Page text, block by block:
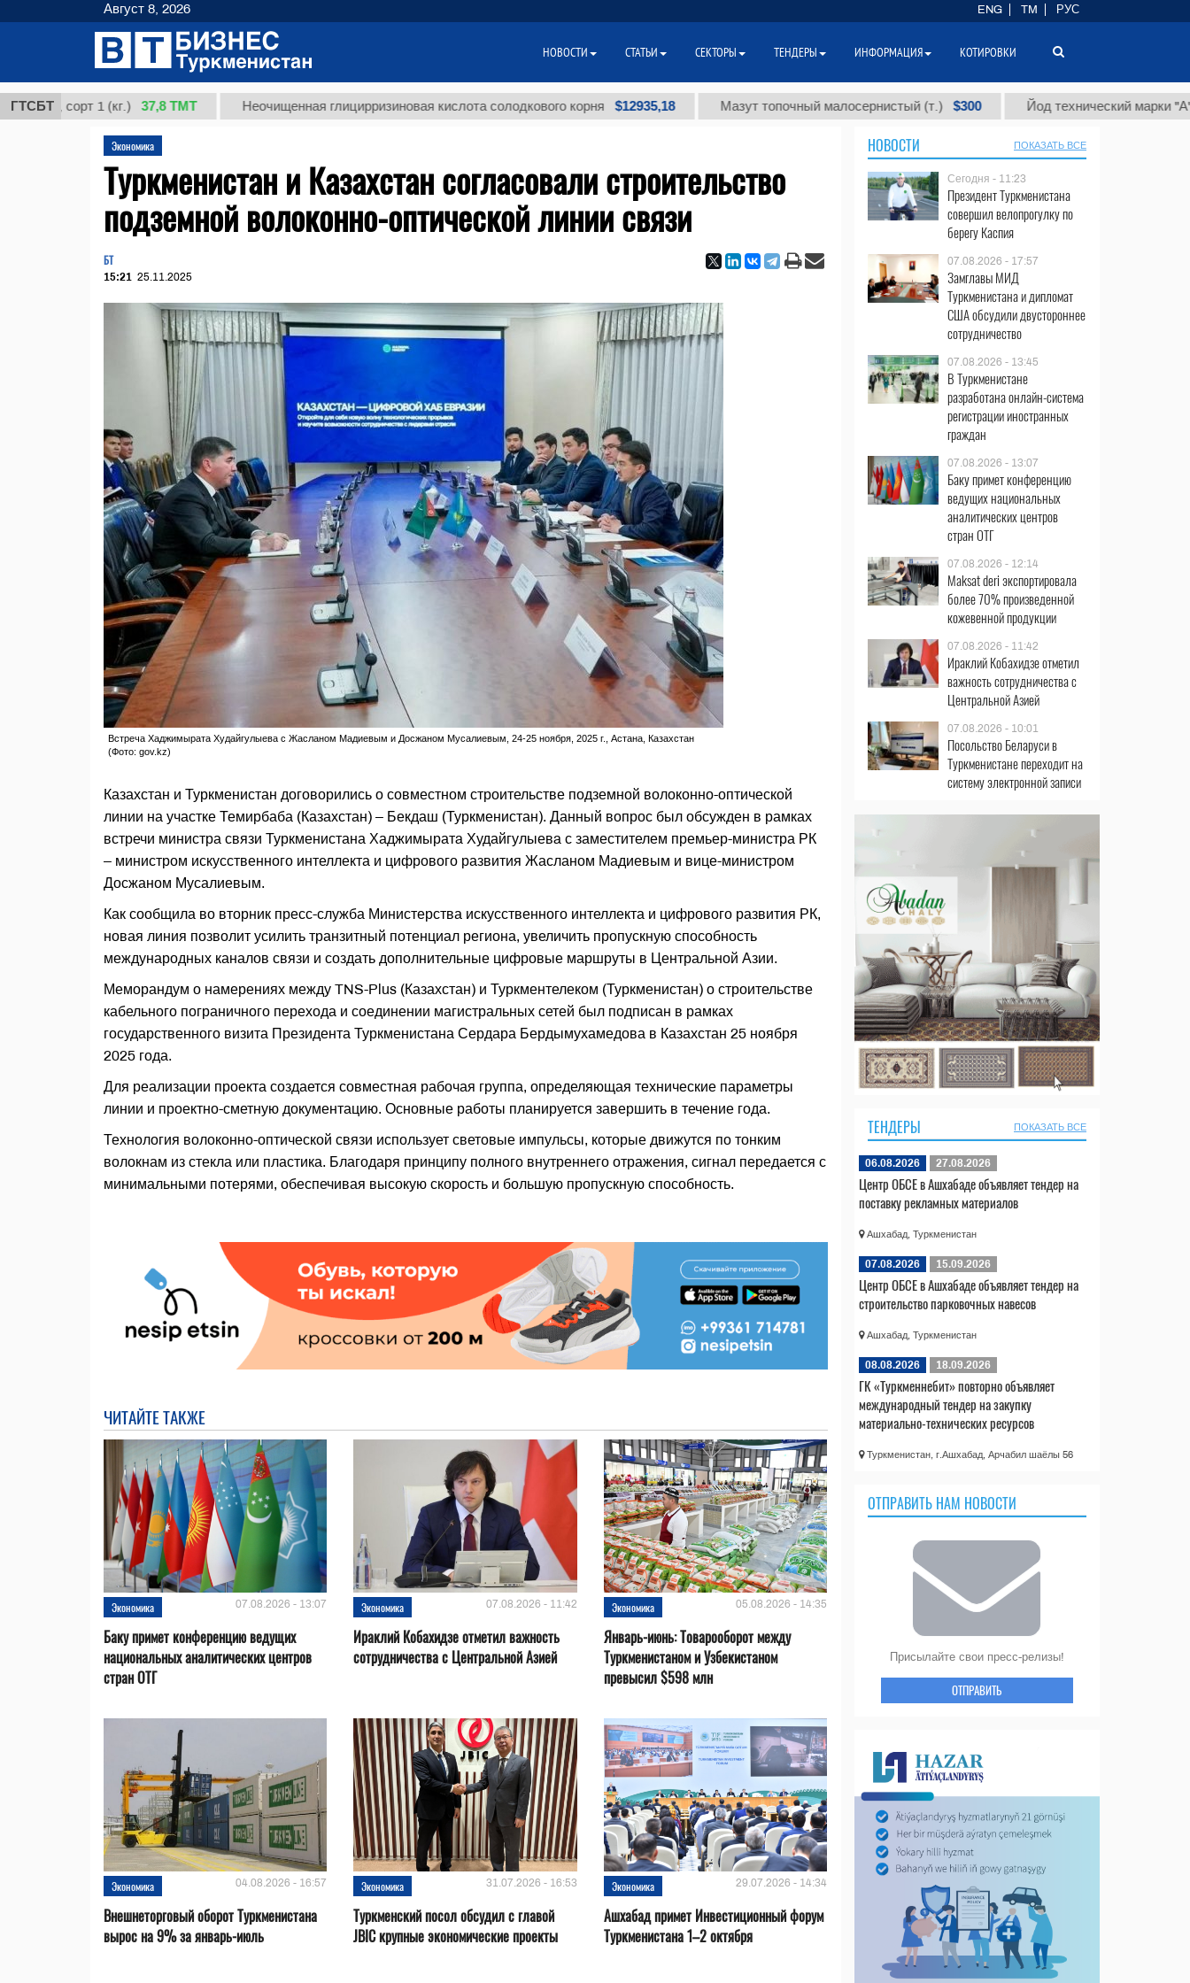
ГТСБТ
сорт 1 (кг.) 37,8 ТМТ Неочищенная глицирризиновая кислота солодкового корня $12935,18 Мазут топочный малосернистый (т.) $300 Йод технический марки "А" (т.)
Экономика
Туркменистан и Казахстан согласовали строительство
подземной волоконно-оптической линии связи
БТ
15:21 25.11.2025
Встреча Хаджимыратa Худайгулыевa с Жасланом Мадиевым и Досжаном Мусалиевым, 24-25 ноября, 2025 г., Астана, Казахстан
(Фото: gov.kz)
Казахстан и Туркменистан договорились о совместном строительстве подземной волоконно-оптической
линии на участке Темирбаба (Казахстан) – Бекдаш (Туркменистан). Данный вопрос был обсужден в рамках
встречи министра связи Туркменистана Хаджимыратa Худайгулыевa с заместителем премьер-министра РК
– министром искусственного интеллекта и цифрового развития Жасланом Мадиевым и вице-министром
Досжаном Мусалиевым.
Как сообщила во вторник пресс-служба Министерства искусственного интеллекта и цифрового развития РК,
новая линия позволит усилить транзитный потенциал региона, увеличить пропускную способность
международных каналов связи и создать дополнительные цифровые маршруты в Центральной Азии.
Меморандум о намерениях между TNS-Plus (Казахстан) и Туркментелеком (Туркменистан) о строительстве
кабельного пограничного перехода и соединении магистральных сетей был подписан в рамках
государственного визита Президента Туркменистана Сердара Бердымухамедова в Казахстан 25 ноября
2025 года.
Для реализации проекта создается совместная рабочая группа, определяющая технические параметры
линии и проектно-сметную документацию. Основные работы планируется завершить в течение года.
Технология волоконно-оптической связи использует световые импульсы, которые движутся по тонким
волокнам из стекла или пластика. Благодаря принципу полного внутреннего отражения, сигнал передается с
минимальными потерями, обеспечивая высокую скорость и большую пропускную способность.
ЧИТАЙТЕ ТАКЖЕ
Экономика 07.08.2026 - 13:07
Баку примет конференцию ведущих
национальных аналитических центров
стран ОТГ
Экономика 07.08.2026 - 11:42
Ираклий Кобахидзе отметил важность
сотрудничества с Центральной Азией
Экономика 05.08.2026 - 14:35
Январь-июнь: Товарооборот между
Туркменистаном и Узбекистаном
превысил $598 млн
Экономика 04.08.2026 - 16:57
Внешнеторговый оборот Туркменистана
вырос на 9% за январь-июль
Экономика 31.07.2026 - 16:53
Туркменский посол обсудил с главой
JBIC крупные экономические проекты
Экономика 29.07.2026 - 14:34
Ашхабад примет Инвестиционный форум
Туркменистана 1–2 октября
НОВОСТИ ПОКАЗАТЬ ВСЕ
Сегодня - 11:23
Президент Туркменистана
совершил велопрогулку по
берегу Каспия
07.08.2026 - 17:57
Замглавы МИД
Туркменистана и дипломат
США обсудили двустороннее
сотрудничество
07.08.2026 - 13:45
В Туркменистане
разработана онлайн-система
регистрации иностранных
граждан
07.08.2026 - 13:07
Баку примет конференцию
ведущих национальных
аналитических центров
стран ОТГ
07.08.2026 - 12:14
Maksat deri экспортировала
более 70% произведенной
кожевенной продукции
07.08.2026 - 11:42
Ираклий Кобахидзе отметил
важность сотрудничества с
Центральной Азией
07.08.2026 - 10:01
Посольство Беларуси в
Туркменистане переходит на
систему электронной записи
ТЕНДЕРЫ ПОКАЗАТЬ ВСЕ
06.08.2026 27.08.2026
Центр ОБСЕ в Ашхабаде объявляет тендер на
поставку рекламных материалов
Ашхабад, Туркменистан
07.08.2026 15.09.2026
Центр ОБСЕ в Ашхабаде объявляет тендер на
строительство парковочных навесов
Ашхабад, Туркменистан
08.08.2026 18.09.2026
ГК «Туркменнебит» повторно объявляет
международный тендер на закупку
материально-технических ресурсов
Туркменистан, г.Ашхабад, Арчабил шаёлы 56
ОТПРАВИТЬ НАМ НОВОСТИ
Присылайте свои пресс-релизы!
ОТПРАВИТЬ
Август 8, 2026 ENG TM РУС
НОВОСТИ СТАТЬИ СЕКТОРЫ ТЕНДЕРЫ ИНФОРМАЦИЯ КОТИРОВКИ